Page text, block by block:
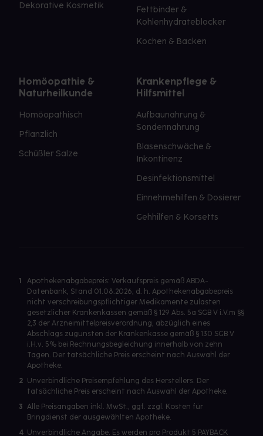
Dekorative Kosmetik
Fettbinder &
Kohlenhydrateblocker
Kochen & Backen
Homöopathie &
Naturheilkunde
Homöopathisch
Pflanzlich
Schüßler Salze
Krankenpflege &
Hilfsmittel
Aufbaunahrung &
Sondennahrung
Blasenschwäche &
Inkontinenz
Desinfektionsmittel
Einnehmehilfen & Dosierer
Gehhilfen & Korsetts
1
Apothekenabgabepreis: Verkaufspreis gemäß ABDA-
Datenbank, Stand 01.08.2026, d. h. Apothekenabgabepreis
nicht verschreibungspflichtiger Medikamente zulasten
gesetzlicher Krankenkassen gemäß § 129 Abs. 5a SGB V i.V.m §§
2,3 der Arzneimittelpreisverordnung, abzüglich eines
Abschlags zugunsten der Krankenkasse gemäß § 130 SGB V
i.H.v. 5% bei Rechnungsbegleichung innerhalb von zehn
Tagen. Der tatsächliche Preis erscheint nach Auswahl der
Apotheke.
2 Unverbindliche Preisempfehlung des Herstellers. Der
tatsächliche Preis erscheint nach Auswahl der Apotheke.
3 Alle Preisangaben inkl. MwSt., ggf. zzgl. Kosten für
Bringdienst der ausgewählten Apotheke.
4 Unverbindliche Angabe. Es werden pro Produkt 5 PAYBACK